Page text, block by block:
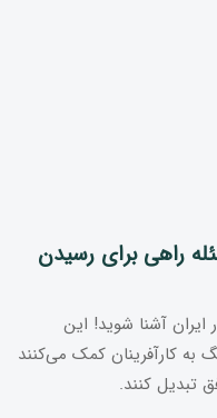
راهی برای رسیدن
آشنا شوید! این
به کارآفرینان کمک می‌کنند
تبدیل کنند.